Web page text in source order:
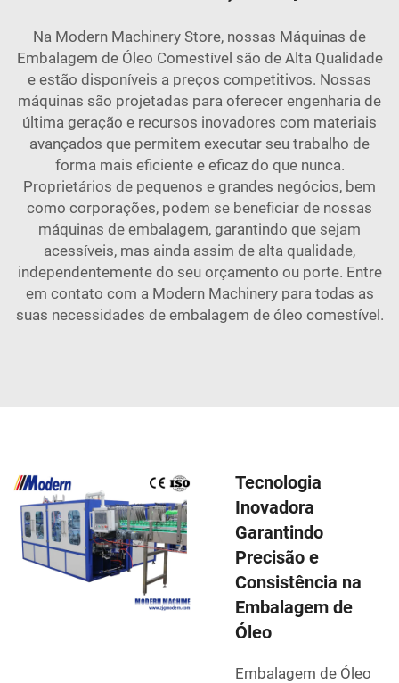
Na Modern Machinery Store, nossas Máquinas de
Embalagem de Óleo Comestível são de Alta Qualidade
e estão disponíveis a preços competitivos. Nossas
máquinas são projetadas para oferecer engenharia de
última geração e recursos inovadores com materiais
avançados que permitem executar seu trabalho de
forma mais eficiente e eficaz do que nunca.
Proprietários de pequenos e grandes negócios, bem
como corporações, podem se beneficiar de nossas
máquinas de embalagem, garantindo que sejam
acessíveis, mas ainda assim de alta qualidade,
independentemente do seu orçamento ou porte. Entre
em contato com a Modern Machinery para todas as
suas necessidades de embalagem de óleo comestível.
Tecnologia
Inovadora
Garantindo
Precisão e
Consistência na
Embalagem de
Óleo
Embalagem de Óleo